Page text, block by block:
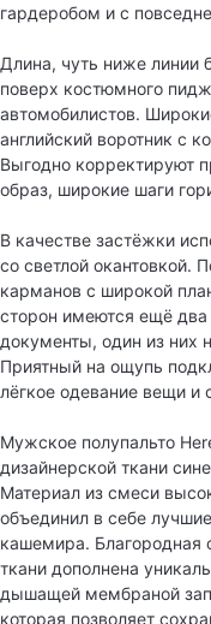
гардеробом и с
Длина, чуть ниже линии
поверх костюмного
автомобилистов.
английский воротник с
Выгодно корректируют
образ, широкие шаги
В качестве застёжки
со светлой окантовкой.
карманов с широкой
сторон имеются ещё
документы, один из них
Приятный на ощупь
лёгкое одевание вещи и
Мужское полупальто
дизайнерской ткани
Материал из смеси
объединил в себе
кашемира. Благородная
ткани дополнена
дышащей мембраной
которая позволяет